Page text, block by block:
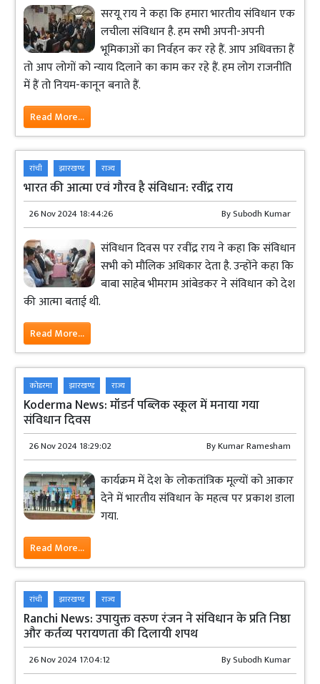
सरयू राय ने कहा कि हमारा भारतीय संविधान एक
लचीला संविधान है. हम सभी अपनी-अपनी
भूमिकाओं का निर्वहन कर रहे हैं. आप अधिवक्ता हैं
तो आप लोगों को न्याय दिलाने का काम कर रहे हैं. हम लोग राजनीति
में हैं तो नियम-कानून बनाते हैं.
Read More...
रांची झारखण्ड राज्य
भारत की आत्मा एवं गौरव है संविधान: रवींद्र राय
26 Nov 2024 18:44:26 BySubodh Kumar
संविधान दिवस पर रवींद्र राय ने कहा कि संविधान
सभी को मौलिक अधिकार देता है. उन्होंने कहा कि
बाबा साहेब भीमराम आंबेडकर ने संविधान को देश
की आत्मा बताई थी.
Read More...
कोडरमा झारखण्ड राज्य
Koderma News: मॉडर्न पब्लिक स्कूल में मनाया गया
संविधान दिवस
26 Nov 2024 18:29:02 ByKumar Ramesham
कार्यक्रम में देश के लोकतांत्रिक मूल्यों को आकार
देने में भारतीय संविधान के महत्व पर प्रकाश डाला
गया.
Read More...
रांची झारखण्ड राज्य
Ranchi News: उपायुक्त वरुण रंजन ने संविधान के प्रति निष्ठा
और कर्तव्य परायणता की दिलायी शपथ
26 Nov 2024 17:04:12 BySubodh Kumar